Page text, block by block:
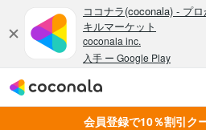
会員登録で10％割引ク